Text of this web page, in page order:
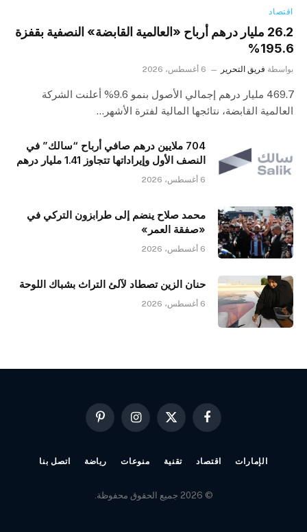
اقتصاد
26.2 مليار درهم أرباح «العالمية القابضة» النصفية بقفزة
195.6%
بواسطة فريق التحرير 6 أغسطس، 2026
469.7 مليار درهم إجمالي الأصول بنمو 9.6% أعلنت الشركة
العالمية القابضة، نتائجها المالية لفترة الأشهر…
704 ملايين درهم صافي أرباح “سالك” في
النصف الأول وإيراداتها تتجاوز 1.41 مليار درهم
6 أغسطس، 2026
محمد صلاح ينضم إلى طرابزون التركي في
«صفقة العمر»
6 أغسطس، 2026
حنان الزين تصطاد لآلئ التراث بشباك اللوحة
6 أغسطس، 2026
فيسبوك
X
الانستغرامبينتيريست
الإمارات اقتصاد تقنية منوعات رياضة اتصل بنا
© 2026 جميع الحقوق محفوظة.